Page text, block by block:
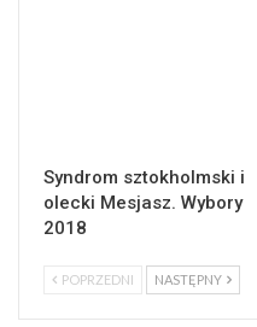
Syndrom sztokholmski i
olecki Mesjasz. Wybory
2018
POPRZEDNI NASTĘPNY